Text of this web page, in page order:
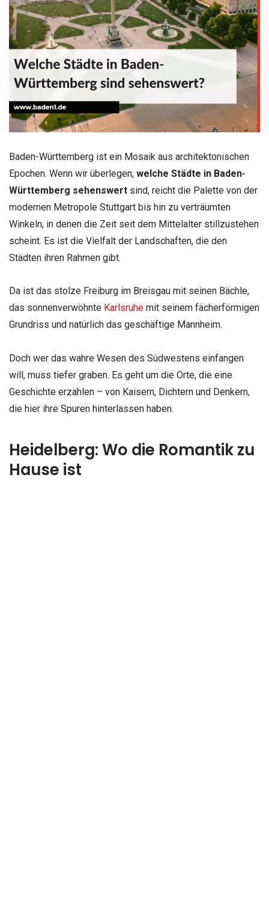
Baden-Württemberg ist ein Mosaik aus architektonischen
Epochen. Wenn wir überlegen, welche Städte in Baden-
Württemberg sehenswert sind, reicht die Palette von der
modernen Metropole Stuttgart bis hin zu verträumten
Winkeln, in denen die Zeit seit dem Mittelalter stillzustehen
scheint. Es ist die Vielfalt der Landschaften, die den
Städten ihren Rahmen gibt.
Da ist das stolze Freiburg im Breisgau mit seinen Bächle,
das sonnenverwöhnte Karlsruhe mit seinem fächerförmigen
Grundriss und natürlich das geschäftige Mannheim.
Doch wer das wahre Wesen des Südwestens einfangen
will, muss tiefer graben. Es geht um die Orte, die eine
Geschichte erzählen – von Kaisern, Dichtern und Denkern,
die hier ihre Spuren hinterlassen haben.
Heidelberg: Wo die Romantik zu
Hause ist